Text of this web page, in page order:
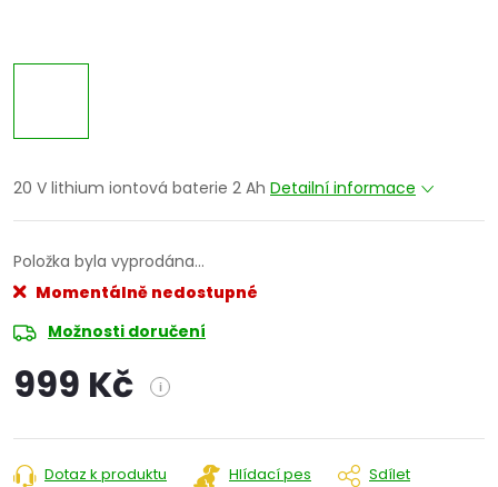
20 V lithium iontová baterie 2 Ah Detailní informace
Položka byla vyprodána…
Momentálně nedostupné
Možnosti doručení
999 Kč i
cena:
Dotaz k produktu Hlídací pes Sdílet